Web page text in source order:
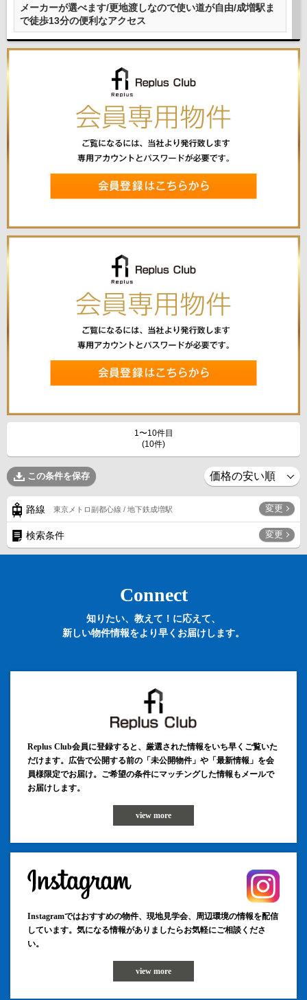
メーカーが選べます/更地渡しなので使い道が自由/成増駅ま
で徒歩13分の便利なアクセス
1〜10件目
(10件)
この条件を保存
路線 東京メトロ副都心線 / 地下鉄成増駅 変更
検索条件 変更
Connect
知りたい、教えて！に応えて、
新しい物件情報をより早くお届けします。
Replus Club会員に登録すると、厳選された情報をいち早くご覧いた
だけます。広告で公開する前の「未公開物件」や「最新情報」を会
員様限定でお届け。ご希望の条件にマッチングした情報もメールで
お届けします。
view more
Instagramではおすすめの物件、現地見学会、周辺環境の情報を配信
しています。気になる情報がありましたらお気軽にご相談くださ
い。
view more